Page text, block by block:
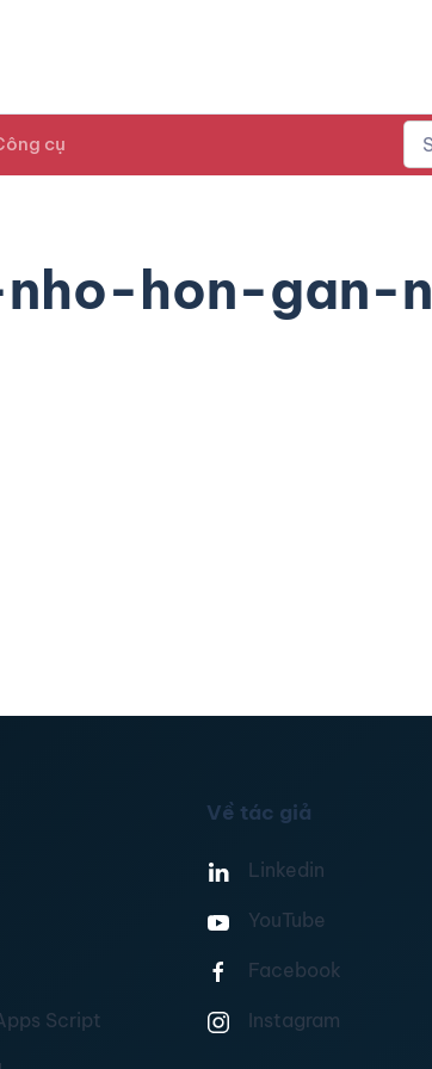
cụ
hon-gan-
Script
Về tác giả
Linkedin
YouTube
Facebook
Instagram